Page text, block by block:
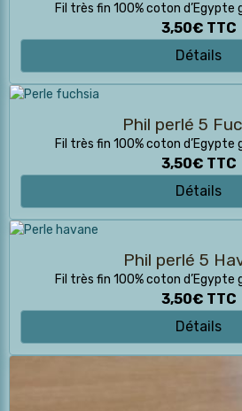
Fil très fin 100% coton
3,50€ TTC
Détails
Phil perlé 5
Fil très fin 100% coton
3,50€ TTC
Détails
Phil perlé 5
Fil très fin 100% coton
3,50€ TTC
Détails